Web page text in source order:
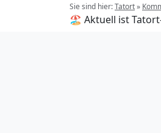
Sie sind hier:Tatort»
🏖️ Aktuell ist